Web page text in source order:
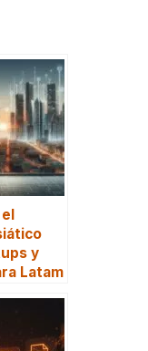
y
Latam